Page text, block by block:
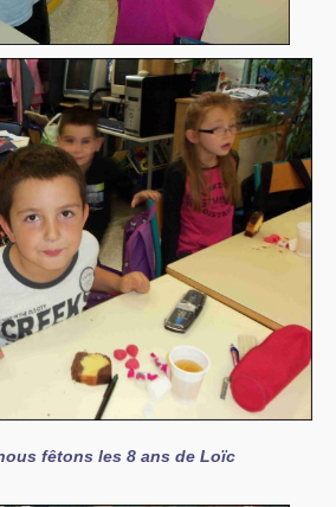
fêtons les 8 ans de Loïc